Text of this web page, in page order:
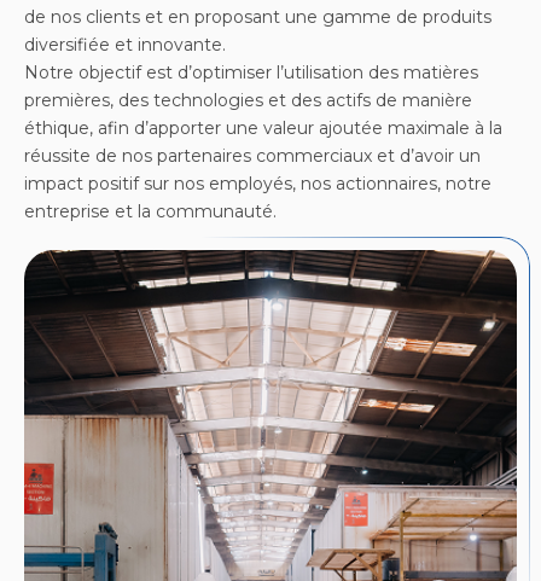
de nos clients et en proposant une gamme de produits
diversifiée et innovante.
Notre objectif est d’optimiser l’utilisation des matières
premières, des technologies et des actifs de manière
éthique, afin d’apporter une valeur ajoutée maximale à la
réussite de nos partenaires commerciaux et d’avoir un
impact positif sur nos employés, nos actionnaires, notre
entreprise et la communauté.